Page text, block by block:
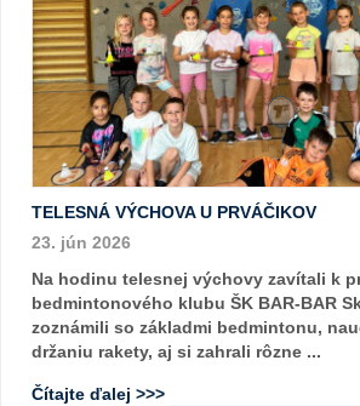
TELESNÁ VÝCHOVA U PRVÁČIKOV
23. jún 2026
Na hodinu telesnej výchovy zavítali k
bedmintonového klubu ŠK BAR-BAR
zoznámili so základmi bedmintonu,
držaniu rakety, aj si zahrali rôzne ...
Čítajte ďalej >>>